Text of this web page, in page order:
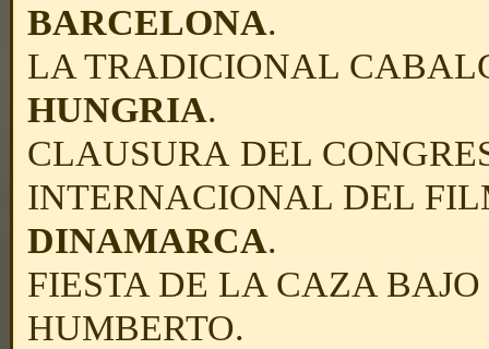
BARCELONA.
LA TRADICIONAL
HUNGRIA.
CLAUSURA DEL
INTERNACIONAL DEL
DINAMARCA.
FIESTA DE LA CAZA
HUMBERTO.